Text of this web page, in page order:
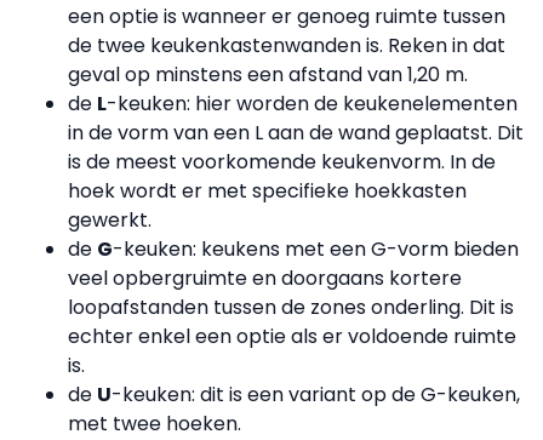
een optie is wanneer er genoeg ruimte tussen
de twee keukenkastenwanden is. Reken in dat
geval op minstens een afstand van 1,20 m.
de L-keuken: hier worden de keukenelementen
in de vorm van een L aan de wand geplaatst. Dit
is de meest voorkomende keukenvorm. In de
hoek wordt er met specifieke hoekkasten
gewerkt.
de G-keuken: keukens met een G-vorm bieden
veel opbergruimte en doorgaans kortere
loopafstanden tussen de zones onderling. Dit is
echter enkel een optie als er voldoende ruimte
is.
de U-keuken: dit is een variant op de G-keuken,
met twee hoeken.